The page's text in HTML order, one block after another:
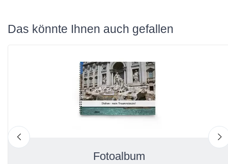
Das könnte Ihnen auch gefallen
Fotoalbum